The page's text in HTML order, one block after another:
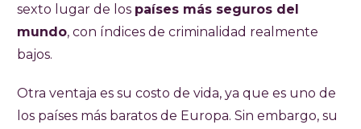
sexto lugar de los países más seguros del
mundo, con índices de criminalidad realmente
bajos.
Otra ventaja es su costo de vida, ya que es uno de
los países más baratos de Europa. Sin embargo, su